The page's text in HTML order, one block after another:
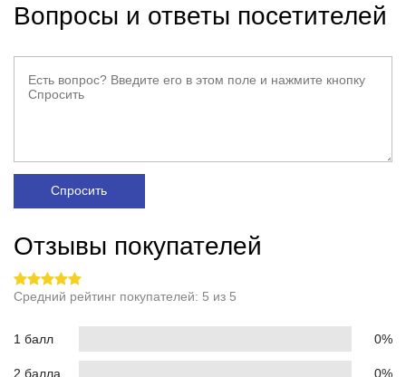
Вопросы и ответы посетителей
Спросить
Отзывы покупателей
Средний рейтинг покупателей: 5 из 5
1 балл 0%
2 балла 0%